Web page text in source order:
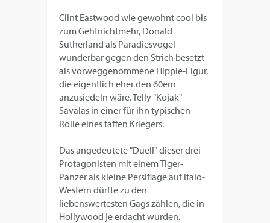
Clint Eastwood wie gewohnt cool bis
zum Gehtnichtmehr, Donald
Sutherland als Paradiesvogel
wunderbar gegen den Strich besetzt
als vorweggenommene Hippie-Figur,
die eigentlich eher den 60ern
anzusiedeln wäre. Telly "Kojak"
Savalas in einer für ihn typischen
Rolle eines taffen Kriegers.
Das angedeutete "Duell" dieser drei
Protagonisten mit einem Tiger-
Panzer als kleine Persiflage auf Italo-
Western dürfte zu den
liebenswertesten Gags zählen, die in
Hollywood je erdacht wurden.